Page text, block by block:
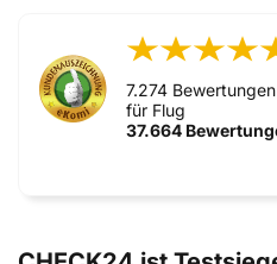
7.274
für Flug
37.664